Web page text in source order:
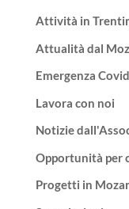
Attività in
Attualità dal
Emergenza
Lavora con noi
Notizie
Opportunità per
Progetti in